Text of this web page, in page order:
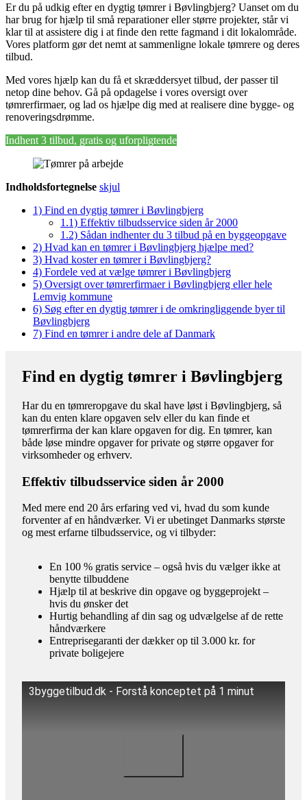
Er du på udkig efter en dygtig tømrer i Bøvlingbjerg? Uanset om du
har brug for hjælp til små reparationer eller større projekter, står vi
klar til at assistere dig i at finde den rette fagmand i dit lokalområde.
Vores platform gør det nemt at sammenligne lokale tømrere og deres
tilbud.
Med vores hjælp kan du få et skræddersyet tilbud, der passer til
netop dine behov. Gå på opdagelse i vores oversigt over
tømrerfirmaer, og lad os hjælpe dig med at realisere dine bygge- og
renoveringsdrømme.
Indhent 3 tilbud, gratis og uforpligtende
Indholdsfortegnelse skjul
1) Find en dygtig tømrer i Bøvlingbjerg
1.1) Effektiv tilbudsservice siden år 2000
1.2) Sådan indhenter du 3 tilbud på en byggeopgave
2) Hvad kan en tømrer i Bøvlingbjerg hjælpe med?
3) Hvad koster en tømrer i Bøvlingbjerg?
4) Fordele ved at vælge tømrer i Bøvlingbjerg
5) Oversigt over tømrerfirmaer i Bøvlingbjerg eller hele
Lemvig kommune
6) Søg efter en dygtig tømrer i de omkringliggende byer til
Bøvlingbjerg
7) Find en tømrer i andre dele af Danmark
Find en dygtig tømrer i Bøvlingbjerg
Har du en tømreropgave du skal have løst i Bøvlingbjerg, så
kan du enten klare opgaven selv eller du kan finde et
tømrerfirma der kan klare opgaven for dig. En tømrer, kan
både løse mindre opgaver for private og større opgaver for
virksomheder og erhverv.
Effektiv tilbudsservice siden år 2000
Med mere end 20 års erfaring ved vi, hvad du som kunde
forventer af en håndværker. Vi er ubetinget Danmarks største
og mest erfarne tilbudsservice, og vi tilbyder:
En 100 % gratis service – også hvis du vælger ikke at
benytte tilbuddene
Hjælp til at beskrive din opgave og byggeprojekt –
hvis du ønsker det
Hurtig behandling af din sag og udvælgelse af de rette
håndværkere
Entreprisegaranti der dækker op til 3.000 kr. for
private boligejere
3byggetilbud.dk - Forstå konceptet på 1 minut